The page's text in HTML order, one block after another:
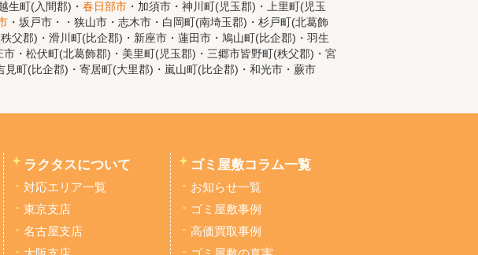
生町(入間郡)・ 春日部市 ・加須市・神川町(児玉郡)・上里町(児玉
・坂戸市・・狭山市・志木市・白岡町(南埼玉郡)・杉戸町(北葛飾
秩父郡)・滑川町(比企郡)・新座市・蓮田市・鳩山町(比企郡)・羽生
・松伏町(北葛飾郡)・美里町(児玉郡)・三郷市皆野町(秩父郡)・宮
町(比企郡)・寄居町(大里郡)・嵐山町(比企郡)・和光市・蕨市
ラクタスについて
対応エリア一覧
東京支店
名古屋支店
ゴミ屋敷コラム一覧
お知らせ一覧
ゴミ屋敷事例
高価買取事例